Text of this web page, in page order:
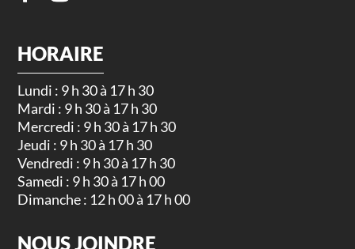
HORAIRE
Lundi : 9 h 30 à 17 h 30
Mardi : 9 h 30 à 17 h 30
Mercredi : 9 h 30 à 17 h 30
Jeudi : 9 h 30 à 17 h 30
Vendredi : 9 h 30 à 17 h 30
Samedi : 9 h 30 à 17 h 00
Dimanche : 12 h 00 à 17 h 00
NOUS JOINDRE